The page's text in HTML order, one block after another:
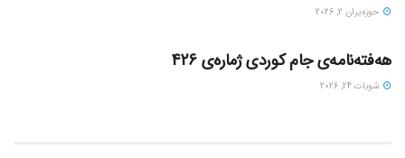
حوزه‌یران 2, 2026
هەفتەنامەی جام کوردی ژمارەی 426
شوبات 24, 2026